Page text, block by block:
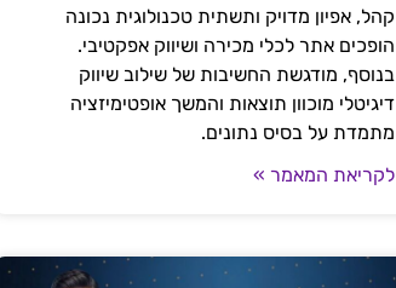
קהל, אפיון מדויק ותשתית טכנולוגית נכונה
הופכים אתר לכלי מכירה ושיווק אפקטיבי.
בנוסף, מודגשת החשיבות של שילוב שיווק
דיגיטלי מוכוון תוצאות והמשך אופטימיזציה
מתמדת על בסיס נתונים.
לקריאת המאמר »